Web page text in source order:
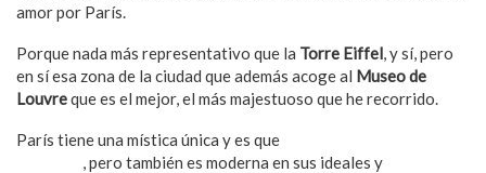
amor por París.
Porque nada más representativo que la Torre Eiffel, y sí, pero
en sí esa zona de la ciudad que además acoge al Museo de
Louvreque es el mejor, el más majestuoso que he recorrido.
París tiene una mística única y es que
, pero también es moderna en sus ideales y